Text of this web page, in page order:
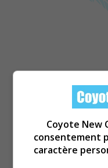
Coyote New
consentement
caractère